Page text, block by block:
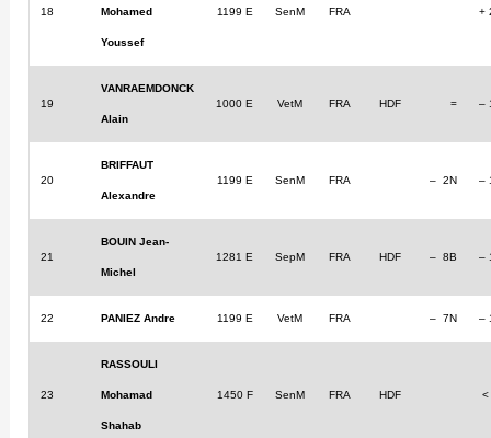
18 Mohamed
Youssef
1199 E SenM FRA +
19
VANRAEMDONCK
Alain
1000 E VetM FRA HDF = –
20
BRIFFAUT
Alexandre
1199 E SenM FRA – 2N –
21
BOUIN Jean-
Michel
1281 E SepM FRA HDF – 8B –
22 PANIEZ Andre 1199 E VetM FRA – 7N –
23
RASSOULI
Mohamad
Shahab
1450 F SenM FRA HDF